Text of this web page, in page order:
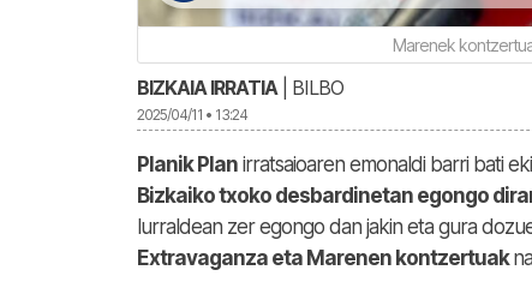
Marenek
BIZKAIA IRRATIA| BILBO
2025/04/11 • 13:24
Planik Plan irratsaioaren emonaldi barri bati
Bizkaiko txoko desbardinetan egongo
lurraldean zer egongo dan jakin eta gura
Extravaganza eta Marenen kontzertuak